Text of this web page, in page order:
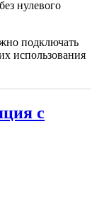
подключать
использования
с